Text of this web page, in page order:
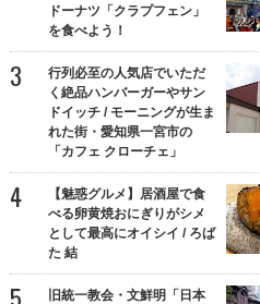
ドーナツ「クラプフェン」
を食べよう！
行列必至の人気店でいただ
く絶品ハンバーガーやサン
ドイッチ / モーニングが生ま
れた街・愛知県一宮市の
「カフェ クローチェ」
【魅惑グルメ】居酒屋で食
べる卵黄焼おにぎりがシメ
として最高にオイシイ / ろば
た 結
旧統一教会・文鮮明「日本